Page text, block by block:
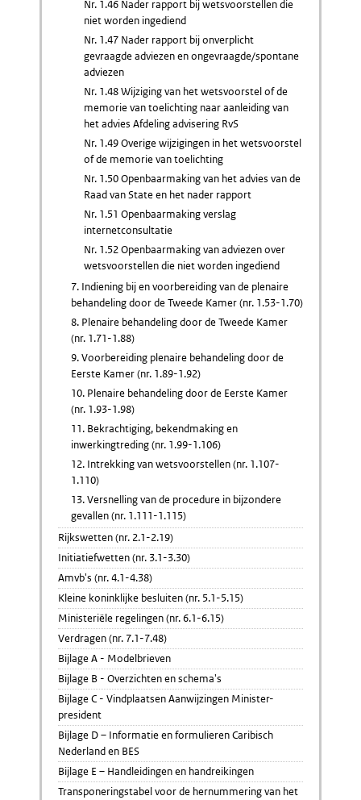
Nr. 1.46 Nader rapport bij wetsvoorstellen die
niet worden ingediend
Nr. 1.47 Nader rapport bij onverplicht
gevraagde adviezen en ongevraagde/spontane
adviezen
Nr. 1.48 Wijziging van het wetsvoorstel of de
memorie van toelichting naar aanleiding van
het advies Afdeling advisering RvS
Nr. 1.49 Overige wijzigingen in het wetsvoorstel
of de memorie van toelichting
Nr. 1.50 Openbaarmaking van het advies van de
Raad van State en het nader rapport
Nr. 1.51 Openbaarmaking verslag
internetconsultatie
Nr. 1.52 Openbaarmaking van adviezen over
wetsvoorstellen die niet worden ingediend
7. Indiening bij en voorbereiding van de plenaire
behandeling door de Tweede Kamer (nr. 1.53-1.70)
8. Plenaire behandeling door de Tweede Kamer
(nr. 1.71-1.88)
9. Voorbereiding plenaire behandeling door de
Eerste Kamer (nr. 1.89-1.92)
10. Plenaire behandeling door de Eerste Kamer
(nr. 1.93-1.98)
11. Bekrachtiging, bekendmaking en
inwerkingtreding (nr. 1.99-1.106)
12. Intrekking van wetsvoorstellen (nr. 1.107-
1.110)
13. Versnelling van de procedure in bijzondere
gevallen (nr. 1.111-1.115)
Rijkswetten (nr. 2.1-2.19)
Initiatiefwetten (nr. 3.1-3.30)
Amvb's (nr. 4.1-4.38)
Kleine koninklijke besluiten (nr. 5.1-5.15)
Ministeriële regelingen (nr. 6.1-6.15)
Verdragen (nr. 7.1-7.48)
Bijlage A - Modelbrieven
Bijlage B - Overzichten en schema's
Bijlage C - Vindplaatsen Aanwijzingen Minister-
president
Bijlage D – Informatie en formulieren Caribisch
Nederland en BES
Bijlage E – Handleidingen en handreikingen
Transponeringstabel voor de hernummering van het